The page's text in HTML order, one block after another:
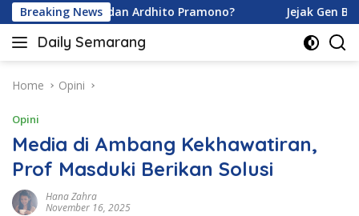
Skip
to
content
Breaking News
Karamoy dan Ardhito Pramono? Jejak Gen Buka
Daily Semarang
"Semarang
Ini:
Terkini
untuk
Anda"
Home Opini
Opini
Media di Ambang Kekhawatiran,
Prof Masduki Berikan Solusi
Hana Zahra
November 16, 2025